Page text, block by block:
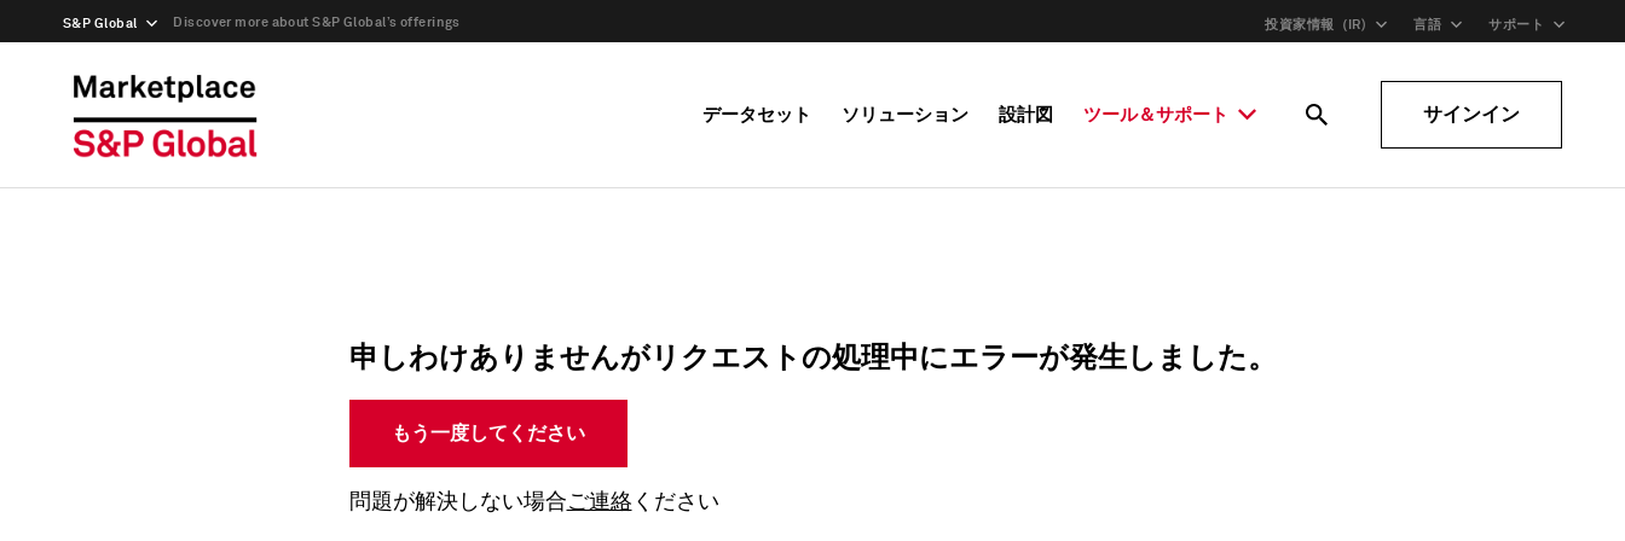
S&P Global Discover more about S&P Global’s offerings 投資家情報（IR) 言語 サポート
データセット ソリューション 設計図 ツール＆サポート サインイン
申しわけありませんがリクエストの処理中にエラーが発生しました。
もう一度してください
問題が解決しない場合ご連絡 ください